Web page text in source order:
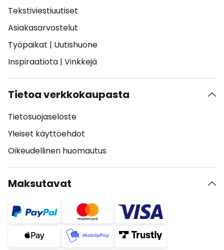
Tekstiviestiuutiset
Asiakasarvostelut
Työpaikat | Uutishuone
Inspiraatiota | Vinkkejä
Tietoa verkkokaupasta
Tietosuojaseloste
Yleiset käyttöehdot
Oikeudellinen huomautus
Maksutavat